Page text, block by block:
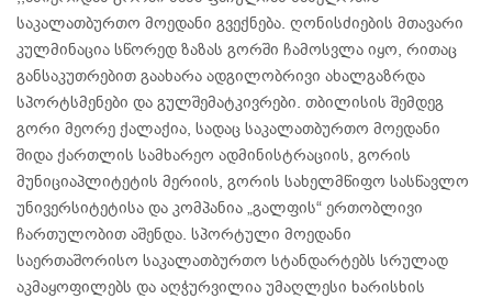
საკალათბურთო მოედანი გვექნება. ღონისძიების მთავარი
კულმინაცია სწორედ ზაზას გორში ჩამოსვლა იყო, რითაც
განსაკუთრებით გაახარა ადგილობრივი ახალგაზრდა
სპორტსმენები და გულშემატკივრები. თბილისის შემდეგ
გორი მეორე ქალაქია, სადაც საკალათბურთო მოედანი
შიდა ქართლის სამხარეო ადმინისტრაციის, გორის
მუნიციაპლიტეტის მერიის, გორის სახელმწიფო სასწავლო
უნივერსიტეტისა და კომპანია „გალფის“ ერთობლივი
ჩართულობით აშენდა. სპორტული მოედანი
საერთაშორისო საკალათბურთო სტანდარტებს სრულად
აკმაყოფილებს და აღჭურვილია უმაღლესი ხარისხის